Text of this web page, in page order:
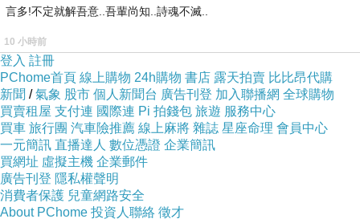
期)，我以為因為這兩篇寫得太爛了(自己這麼認為)，所以
刊出？
不過想要淡出詩壇把那些發表的空間留給其他有興趣的投
稿人的想法還是沒變，老實說一向只是半瓶子醋的我，雖
然被溢美稱讚且邀約承擔總編，但實際上我實在不夠專
業，也沒有滿腹經綸和那主編的才幹(自己肚子裡有多少墨
水自己很清楚)，既然無心也無力，所以還是當個「玩票的
詩邊緣人」比較合適。
言多!不定就解吾意..吾輩尚知..詩魂不滅..
10 小時前
登入 註冊
PChome首頁 線上購物 24h購物 書店 露天拍賣 比比昂代購
新聞 /氣象 股市 個人新聞台 廣告刊登 加入聯播網 全球購物
買賣租屋 支付連 國際連 Pi 拍錢包 旅遊 服務中心
買車 旅行團 汽車險推薦 線上麻將 雜誌 星座命理 會員中心
一元簡訊 直播達人 數位憑證 企業簡訊
買網址 虛擬主機 企業郵件
廣告刊登 隱私權聲明
消費者保護 兒童網路安全
About PChome 投資人聯絡 徵才